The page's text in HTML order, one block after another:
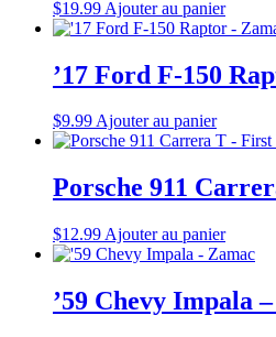
$19.99 Ajouter au panier
’17 Ford F-150
$9.99Ajouter au panier
Porsche 911
$12.99 Ajouter au panier
’59 Chevy Impala